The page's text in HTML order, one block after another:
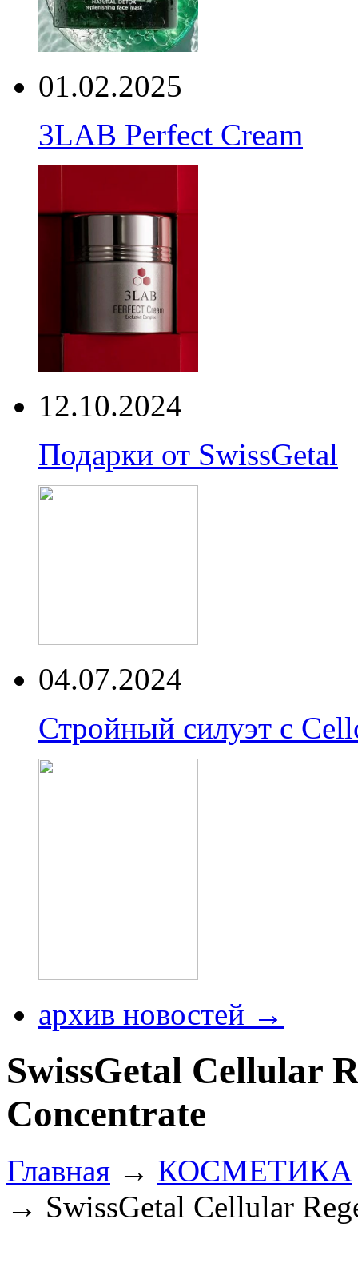
01.02.2025
3LAB Perfect Cream
12.10.2024
Подарки от SwissGetal
04.07.2024
Стройный силуэт с
архив новостей →
SwissGetal Cellular
Concentrate
Главная → КОСМЕТИКА
→ SwissGetal Cellular